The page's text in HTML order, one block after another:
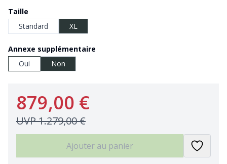
Taille
Standard
XL
Annexe supplémentaire
Oui
Non
879,00 €
UVP1.279,00 €
Ajouter au panier